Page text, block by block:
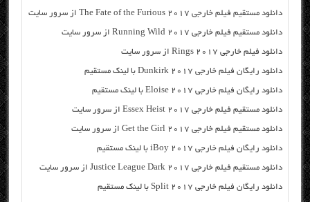
دانلود مستقیم فیلم خارجی The Fate of the Furious 2017 از سرور سایت
دانلود مستقیم فیلم خارجی Running Wild 2017 از سرور سایت
دانلود فیلم خارجی Rings 2017 از سرور سایت
دانلود رایگان فیلم خارجی Dunkirk 2017 با لینک مستقیم
دانلود رایگان فیلم خارجی Eloise 2017 با لینک مستقیم
دانلود مستقیم فیلم خارجی Essex Heist 2017 از سرور سایت
دانلود مستقیم فیلم خارجی Get the Girl 2017 از سرور سایت
دانلود رایگان فیلم خارجی iBoy 2017 با لینک مستقیم
دانلود مستقیم فیلم خارجی Justice League Dark 2017 از سرور سایت
دانلود رایگان فیلم خارجی Split 2017 با لینک مستقیم